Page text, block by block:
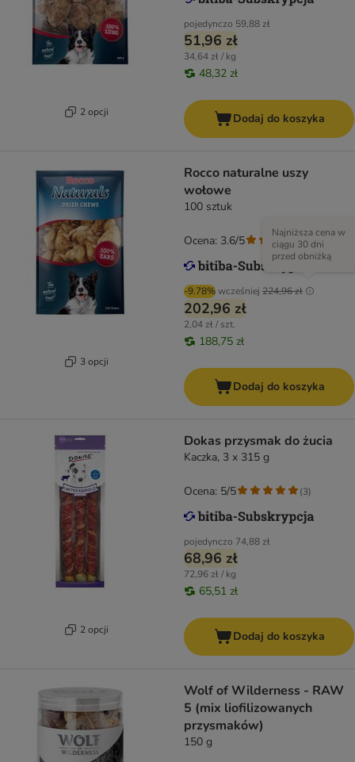
2 opcji
pojedynczo 59,88 zł
51,96 zł
34,64 zł / kg
48,32 zł
Dodaj do koszyka
3 opcji
Rocco naturalne uszy
wołowe
100 sztuk
-9.78%wcześniej 224,96 zł
Najniższa cena w
ciągu 30 dni
przed obniżką
202,96 zł
2,04 zł / szt.
188,75 zł
Ocena: 3.6/5 183
Dodaj do koszyka
2 opcji
Dokas przysmak do żucia
Kaczka, 3 x 315 g
pojedynczo 74,88 zł
68,96 zł
72,96 zł / kg
65,51 zł
Ocena: 5/5 (3)
Dodaj do koszyka
Wolf of Wilderness - RAW
5 (mix liofilizowanych
przysmaków)
150 g